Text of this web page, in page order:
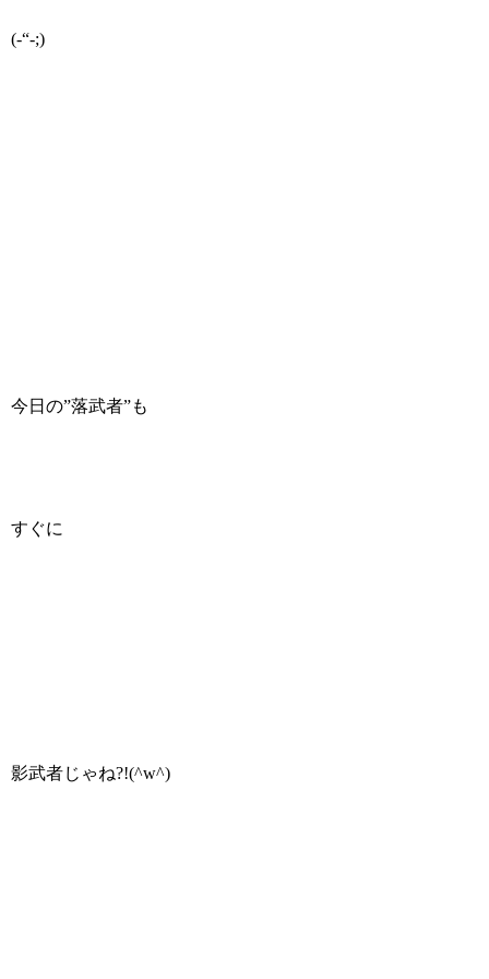
(-“-;)
今日の”落武者”も
すぐに
影武者じゃね?!(^w^)